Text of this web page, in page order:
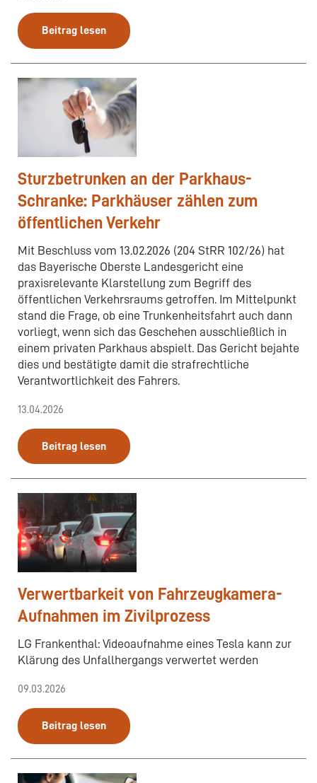
Beitrag lesen
Sturzbetrunken an der Parkhaus-
Schranke: Parkhäuser zählen zum
öffentlichen Verkehr
Mit Beschluss vom 13.02.2026 (204 StRR 102/26) hat
das Bayerische Oberste Landesgericht eine
praxisrelevante Klarstellung zum Begriff des
öffentlichen Verkehrsraums getroffen. Im Mittelpunkt
stand die Frage, ob eine Trunkenheitsfahrt auch dann
vorliegt, wenn sich das Geschehen ausschließlich in
einem privaten Parkhaus abspielt. Das Gericht bejahte
dies und bestätigte damit die strafrechtliche
Verantwortlichkeit des Fahrers.
13.04.2026
Beitrag lesen
Verwertbarkeit von Fahrzeugkamera-
Aufnahmen im Zivilprozess
LG Frankenthal: Videoaufnahme eines Tesla kann zur
Klärung des Unfallhergangs verwertet werden
09.03.2026
Beitrag lesen